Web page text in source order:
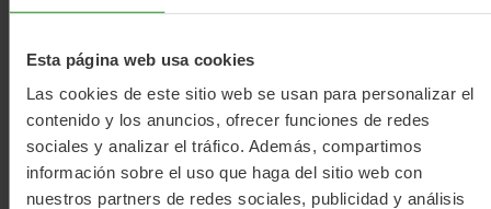
Esta página web usa cookies
Las cookies de este sitio web se usan para personalizar el
contenido y los anuncios, ofrecer funciones de redes
sociales y analizar el tráfico. Además, compartimos
información sobre el uso que haga del sitio web con
nuestros partners de redes sociales, publicidad y análisis
prima qualità, come il deragliatore Shimano a 21 velocità.
Unboxing Urban